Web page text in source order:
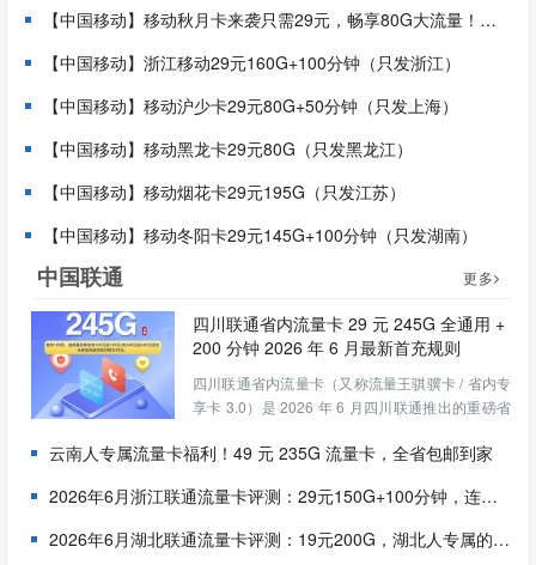
【中国移动】移动秋月卡来袭只需29元，畅享80G大流量！【发全国北京地区也可申请】
【中国移动】浙江移动29元160G+100分钟（只发浙江）
【中国移动】移动沪少卡29元80G+50分钟（只发上海）
【中国移动】移动黑龙卡29元80G（只发黑龙江）
【中国移动】移动烟花卡29元195G（只发江苏）
【中国移动】移动冬阳卡29元145G+100分钟（只发湖南）
中国联通 更多
四川联通省内流量卡 29 元 245G 全通用 +
200 分钟 2026 年 6 月最新首充规则
四川联通省内流量卡（又称流量王骐骥卡 / 省内专
享卡 3.0）是 2026 年 6 月四川联通推出的重磅省
流量，无任何定向限制，还包含 200 分钟全国通
云南人专属流量卡福利！49 元 235G 流量卡，全省包邮到家
2026年6月浙江联通流量卡评测：29元150G+100分钟，连续24个月稳定低价
2026年6月湖北联通流量卡评测：19元200G，湖北人专属的半年流量神卡